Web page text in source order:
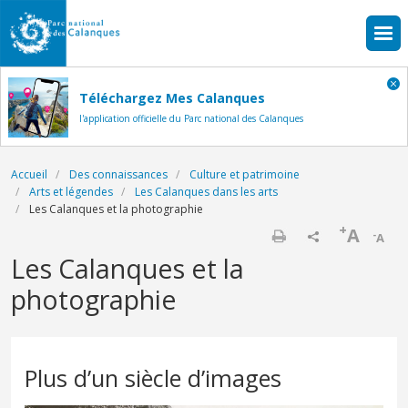
Aller au contenu principal
Téléchargez Mes Calanques
l'application officielle du Parc national des Calanques
Fil d'Ariane
Accueil Des connaissances
Culture et patrimoine
Arts et légendes
Les Calanques dans les arts
Les Calanques et la photographie
-A
+A
Les Calanques et la
photographie
Plus d’un siècle d’images